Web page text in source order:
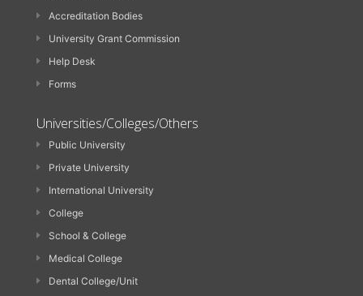
Accreditation Bodies
University Grant Commission
Help Desk
Forms
Universities/Colleges/Others
Public University
Private University
International University
College
School & College
Medical College
Dental College/Unit